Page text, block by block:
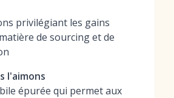
privilégiant les gains
de sourcing et de
l'aimons
épurée qui permet aux